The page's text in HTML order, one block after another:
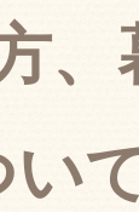
い